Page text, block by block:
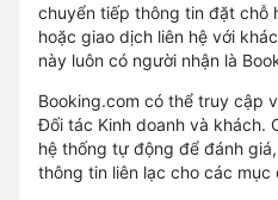
chuyển tiếp thông tin đặt chỗ
hoặc giao dịch liên hệ với
này luôn có người nhận là
Booking.com có thể truy cập
Đối tác Kinh doanh và khách.
hệ thống tự động để đánh
thông tin liên lạc cho các mục